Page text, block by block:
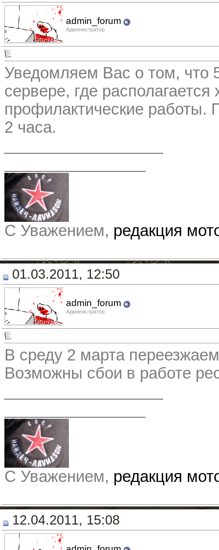
admin_forum
Администратор
Уведомляем Вас о том, что
сервере, где располагается
профилактические работы.
2 часа.
С Уважением, редакция
01.03.2011, 12:50
admin_forum
Администратор
В среду 2 марта
Возможны сбои в работе
С Уважением, редакция
12.04.2011, 15:08